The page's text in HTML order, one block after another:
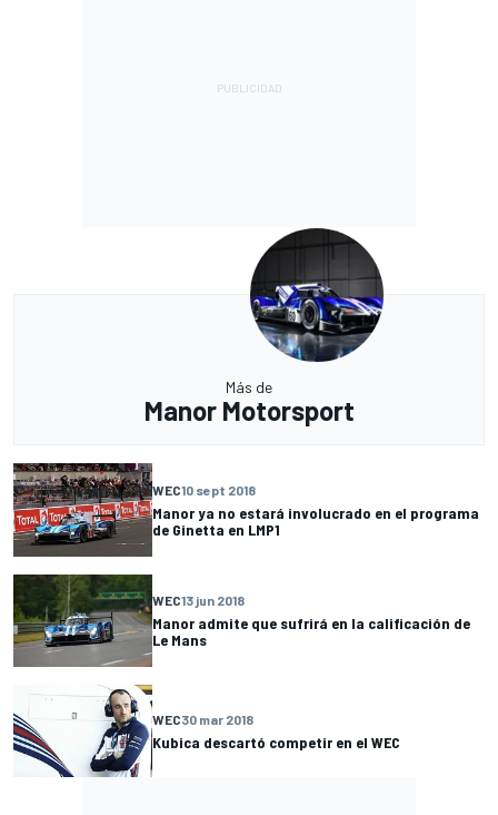
Más de
Manor Motorsport
WEC10 sept 2018
Manor ya no estará involucrado en el programa
de Ginetta en LMP1
WEC13 jun 2018
Manor admite que sufrirá en la calificación de
Le Mans
WEC30 mar 2018
Kubica descartó competir en el WEC